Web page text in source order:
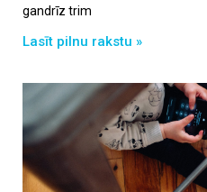
gandrīz trim
Lasīt pilnu rakstu »